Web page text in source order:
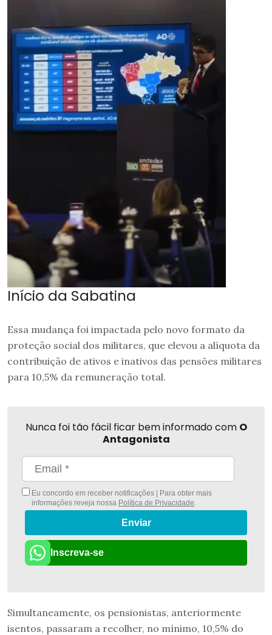
Início da Sabatina
Essa mudança foi impactada pelo novo formato da
proteção social dos militares, que elevou a alíquota da
contribuição de ativos e inativos das pensões militares
para 10,5% da remuneração total.
Nunca foi tão fácil ficar bem informado com O
Antagonista
Eu concordo em receber notificações | Para obter mais
informações reveja nossa Política de Privacidade.
Enviar
Inscreva-se
Simultaneamente, os pensionistas, anteriormente
isentos, passaram a recolher, no mínimo, 10,5% do